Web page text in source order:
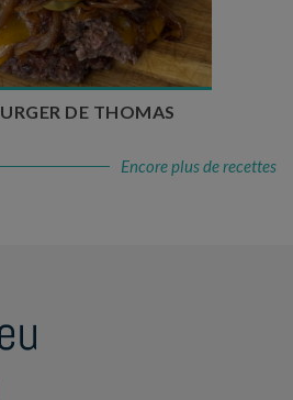
cuisson : 5 à 10 min
de couverts : 4
DE THOMAS
Encore plus de recettes